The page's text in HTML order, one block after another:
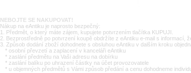
NEBOJTE SE NAKUPOVAT!
Nákup na eAntiku je naprosto bezpečný:
1. Předmět, o který máte zájem, kupujete potvrzením tlačítka KUPUJI.
2. Bezprostředně po potvrzení koupě obdržíte z eAntiku e-mail s informací,
3. Způsob dodání zboží dohodnete s obsluhou eAntiku v dalším kroku
* osobní převzetí a zaplacení v kanceláři eAntiku
* zaslání předmětu na Vaši adresu na dobírku
* zaslání balíku po uhrazení částky na účet provozovatele
* u objemných předmětů s Vámi způsob předání a cenu dohodneme